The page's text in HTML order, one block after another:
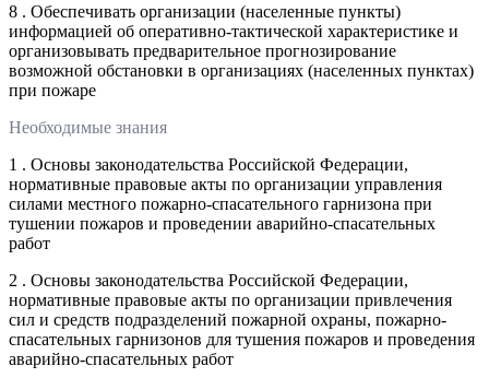
8 . Обеспечивать организации (населенные пункты)
информацией об оперативно-тактической характеристике и
организовывать предварительное прогнозирование
возможной обстановки в организациях (населенных пунктах)
при пожаре
Необходимые знания
1 . Основы законодательства Российской Федерации,
нормативные правовые акты по организации управления
силами местного пожарно-спасательного гарнизона при
тушении пожаров и проведении аварийно-спасательных
работ
2 . Основы законодательства Российской Федерации,
нормативные правовые акты по организации привлечения
сил и средств подразделений пожарной охраны, пожарно-
спасательных гарнизонов для тушения пожаров и проведения
аварийно-спасательных работ